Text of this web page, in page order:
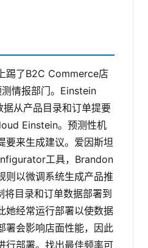
踢了B2C Commerce店
情报部门。Einstein
从产品目录和订单提要
Einstein。预测性机
要来生成建议。爱因斯坦
工具，Brandon
则以微调系统生成产品推
将目录和订单数据部署到
她经常运行部署以使数据
署会影响店面性能，因此
行部署。找出最佳频率可